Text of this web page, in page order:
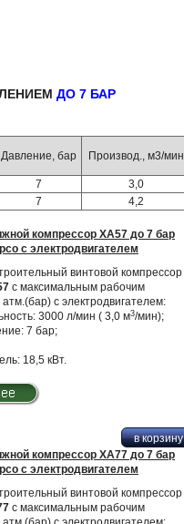
ДО 7 БАР
Давление, бар Производ., м3/мин
7
3,0
7 4,2
компрессор XA57 до 7 бар
с электродвигателем
винтовой компрессор
с максимальным рабочим
с электродвигателем:
3000 л/мин ( 3,0 м3/мин);
7 бар;
18,5 кВт.
компрессор XA77 до 7 бар
с электродвигателем
винтовой компрессор
с максимальным рабочим